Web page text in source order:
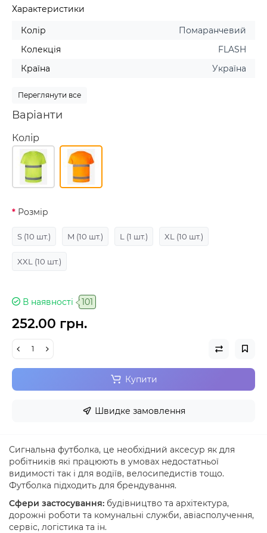
Характеристики
Колір
Помаранчевий
Колекція
FLASH
Країна
Україна
Переглянути все
Варіанти
Колір
Розмір
S (10 шт.) M (10 шт.) L (1 шт.) XL (10 шт.)
XXL (10 шт.)
В наявності 101
252.00 грн.
Купити
Швидке замовлення
Сигнальна футболка, це необхідний аксесур як для
робітників які працюють в умовах недостатньої
видимості так і для водіїв, велосипедистів тощо.
Футболка підходить для брендування.
Сфери застосування: будівництво та архітектура,
дорожні роботи та комунальні служби, авіасполучення,
сервіс, логістика та ін.